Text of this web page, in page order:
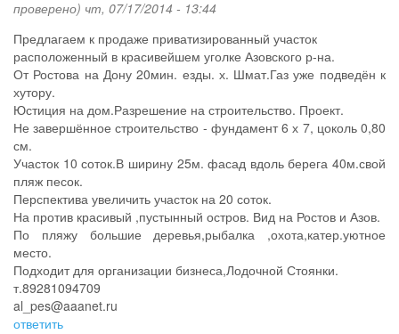
проверено) чт, 07/17/2014 - 13:44
Предлагаем к продаже приватизированный участок
расположенный в красивейшем уголке Азовского р-на.
От Ростова на Дону 20мин. езды. х. Шмат.Газ уже подведён к
хутору.
Юстиция на дом.Разрешение на строительство. Проект.
Не завершённое строительство - фундамент 6 х 7, цоколь 0,80
см.
Участок 10 соток.В ширину 25м. фасад вдоль берега 40м.свой
пляж песок.
Перспектива увеличить участок на 20 соток.
На против красивый ,пустынный остров. Вид на Ростов и Азов.
По пляжу большие деревья,рыбалка ,охота,катер.уютное
место.
Подходит для организации бизнеса,Лодочной Стоянки.
т.89281094709
al_pes@aaanet.ru
ответить